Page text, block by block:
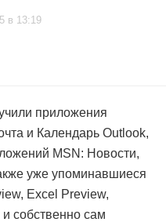
в 13:19
приложения
и Календарь Outlook,
MSN: Новости,
уже упоминавшиеся
Excel Preview,
собственно сам